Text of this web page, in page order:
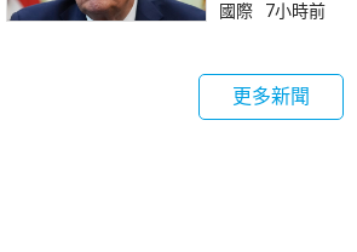
國際 7小時前
更多新聞